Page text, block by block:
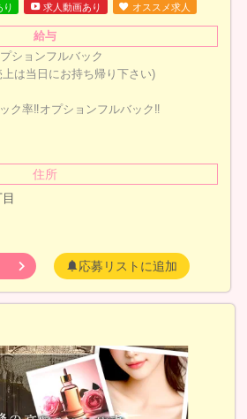
り 求人動画あり オススメ求人
給与
ションフルバック
は当日にお持ち帰り下さい)
ク率‼オプションフルバック‼
住所
応募リストに追加